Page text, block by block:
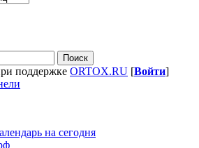
поддержке ORTOX.RU [Войти]
на сегодня